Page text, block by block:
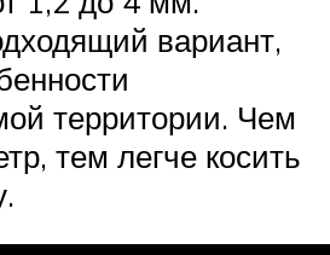
вариант,
территории. Чем
тем легче косить